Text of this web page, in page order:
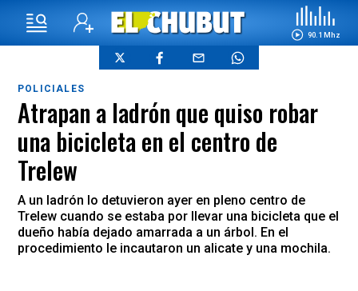
90.1 Mhz
POLICIALES
Atrapan a ladrón que quiso robar
una bicicleta en el centro de
Trelew
A un ladrón lo detuvieron ayer en pleno centro de
Trelew cuando se estaba por llevar una bicicleta que el
dueño había dejado amarrada a un árbol. En el
procedimiento le incautaron un alicate y una mochila.